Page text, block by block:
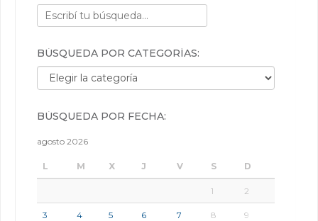
BÚSQUEDA POR CATEGORÍAS:
Búsqueda por categorías:
BÚSQUEDA POR FECHA:
agosto 2026
L M X J V S D
1 2
3 4 5 6 7 8 9